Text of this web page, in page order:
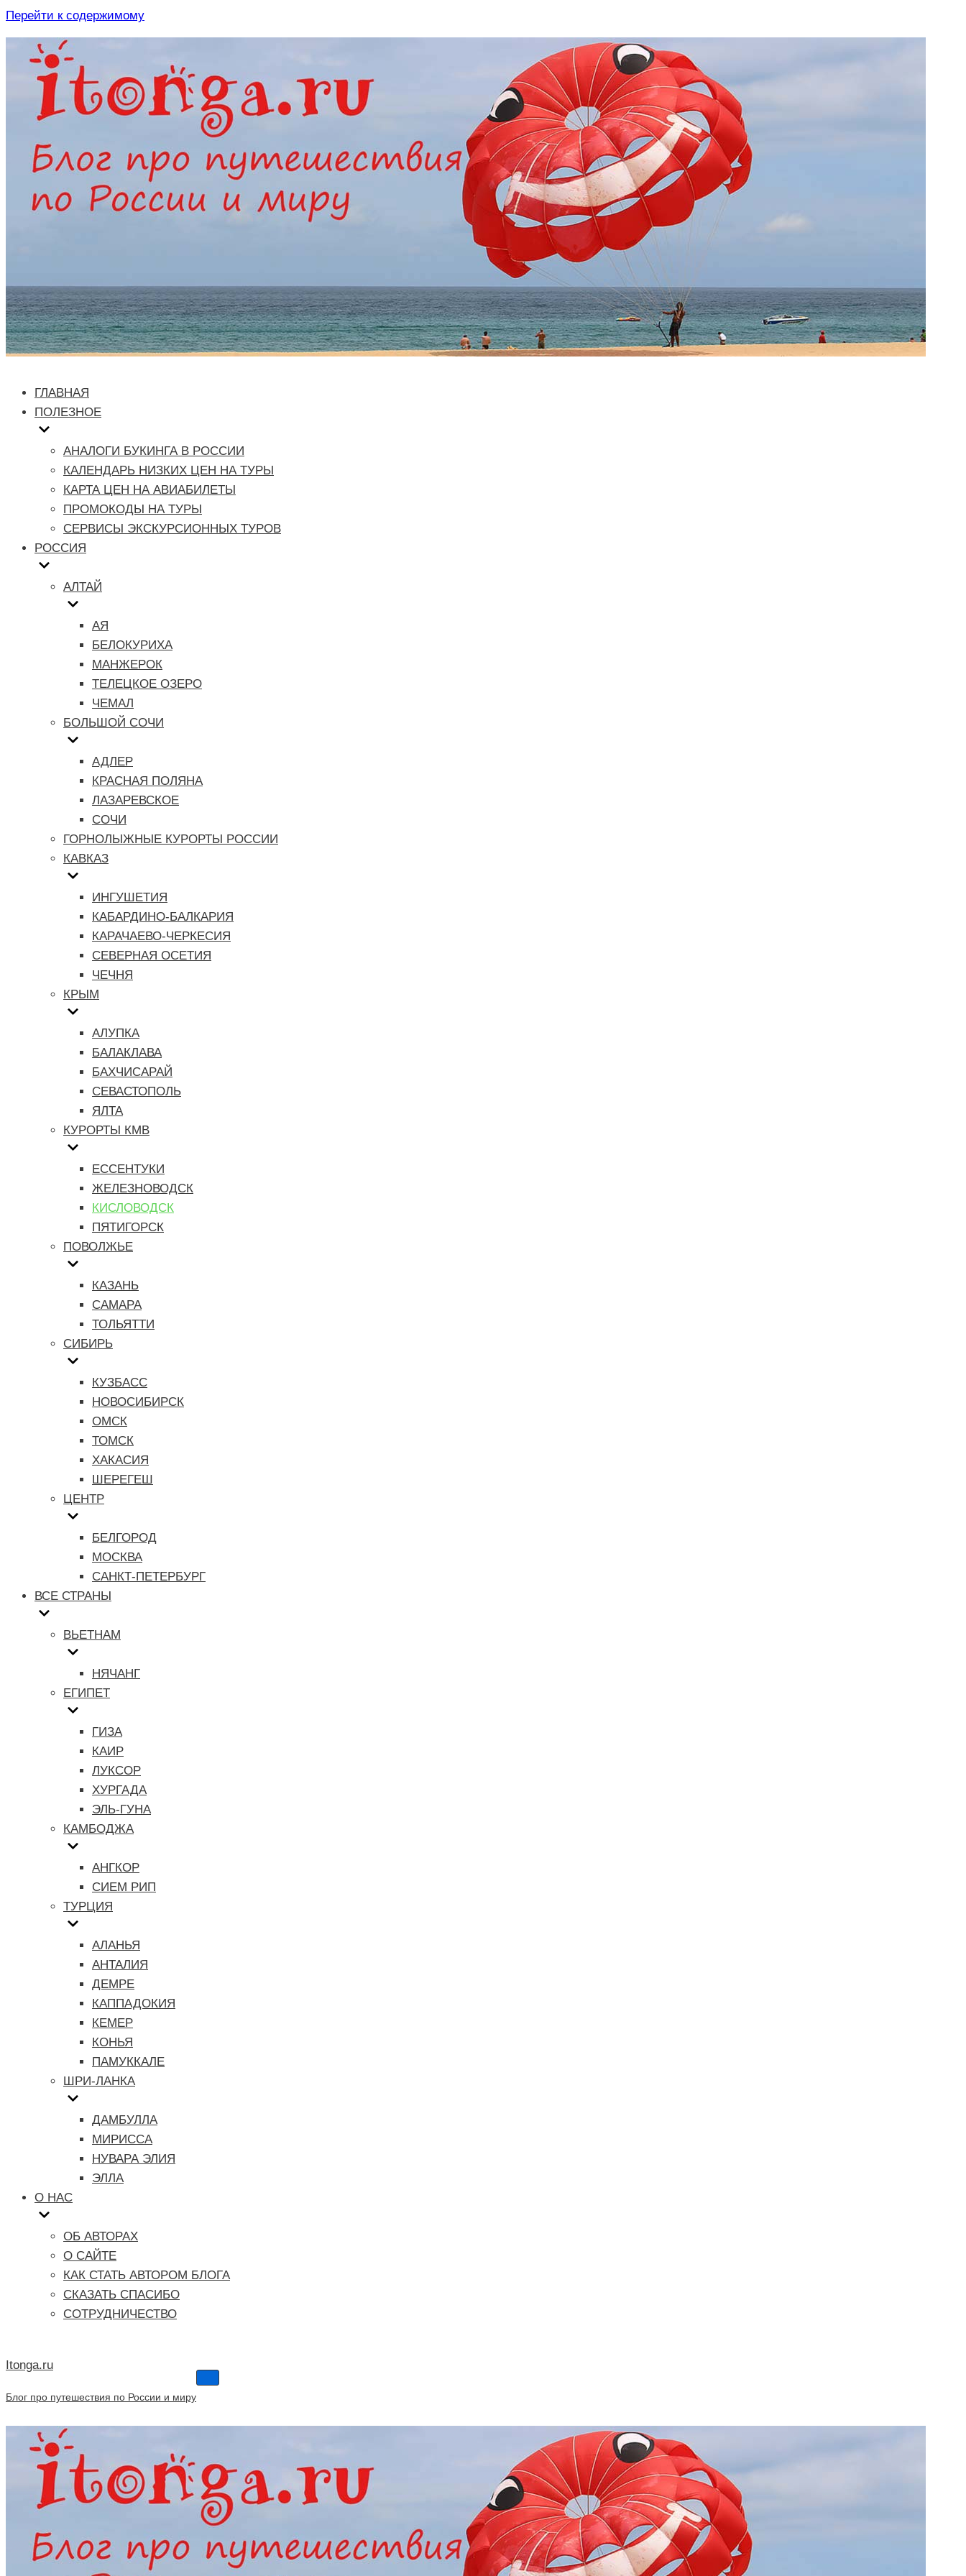
Перейти к содержимому
ГЛАВНАЯ
ПОЛЕЗНОЕ
АНАЛОГИ БУКИНГА В РОССИИ
КАЛЕНДАРЬ НИЗКИХ ЦЕН НА ТУРЫ
КАРТА ЦЕН НА АВИАБИЛЕТЫ
ПРОМОКОДЫ НА ТУРЫ
СЕРВИСЫ ЭКСКУРСИОННЫХ ТУРОВ
РОССИЯ
АЛТАЙ
АЯ
БЕЛОКУРИХА
МАНЖЕРОК
ТЕЛЕЦКОЕ ОЗЕРО
ЧЕМАЛ
БОЛЬШОЙ СОЧИ
АДЛЕР
КРАСНАЯ ПОЛЯНА
ЛАЗАРЕВСКОЕ
СОЧИ
ГОРНОЛЫЖНЫЕ КУРОРТЫ РОССИИ
КАВКАЗ
ИНГУШЕТИЯ
КАБАРДИНО-БАЛКАРИЯ
КАРАЧАЕВО-ЧЕРКЕСИЯ
СЕВЕРНАЯ ОСЕТИЯ
ЧЕЧНЯ
КРЫМ
АЛУПКА
БАЛАКЛАВА
БАХЧИСАРАЙ
СЕВАСТОПОЛЬ
ЯЛТА
КУРОРТЫ КМВ
ЕССЕНТУКИ
ЖЕЛЕЗНОВОДСК
КИСЛОВОДСК
ПЯТИГОРСК
ПОВОЛЖЬЕ
КАЗАНЬ
САМАРА
ТОЛЬЯТТИ
СИБИРЬ
КУЗБАСС
НОВОСИБИРСК
ОМСК
ТОМСК
ХАКАСИЯ
ШЕРЕГЕШ
ЦЕНТР
БЕЛГОРОД
МОСКВА
САНКТ-ПЕТЕРБУРГ
ВСЕ СТРАНЫ
ВЬЕТНАМ
НЯЧАНГ
ЕГИПЕТ
ГИЗА
КАИР
ЛУКСОР
ХУРГАДА
ЭЛЬ-ГУНА
КАМБОДЖА
АНГКОР
СИЕМ РИП
ТУРЦИЯ
АЛАНЬЯ
АНТАЛИЯ
ДЕМРЕ
КАППАДОКИЯ
КЕМЕР
КОНЬЯ
ПАМУККАЛЕ
ШРИ-ЛАНКА
ДАМБУЛЛА
МИРИССА
НУВАРА ЭЛИЯ
ЭЛЛА
О НАС
ОБ АВТОРАХ
О САЙТЕ
КАК СТАТЬ АВТОРОМ БЛОГА
СКАЗАТЬ СПАСИБО
СОТРУДНИЧЕСТВО
Itonga.ru
Блог про путешествия по России и миру
Меню